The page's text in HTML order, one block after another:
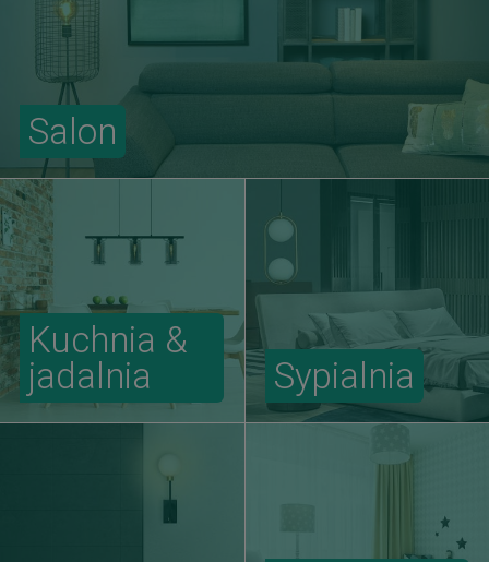
Salon
Kuchnia &
jadalnia
Sypialnia